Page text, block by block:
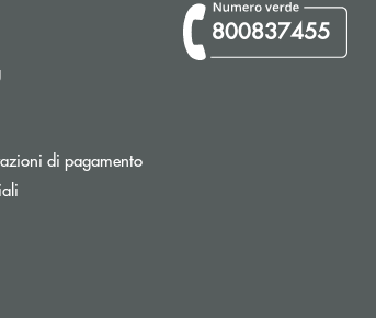
Apre una nuova finestra
di pagamentoApre una nuova finestra
800837455